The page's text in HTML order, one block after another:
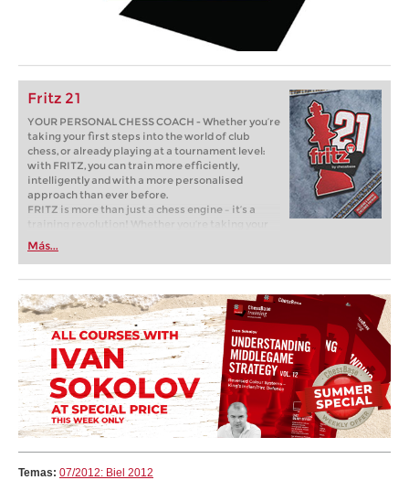
Fritz 21
YOUR PERSONAL CHESS COACH - Whether you’re
taking your first steps into the world of club
chess, or already playing at a tournament level:
with FRITZ, you can train more efficiently,
intelligently and with a more personalised
approach than ever before.
FRITZ is more than just a chess engine – it’s a
training revolution! Whether you’re taking your
first steps into the world of club chess, or already
playing at a tournament level: with FRITZ, you can
train more efficiently, intelligently and with a
more personalised approach than ever before.
Más...
Temas: 07/2012: Biel 2012